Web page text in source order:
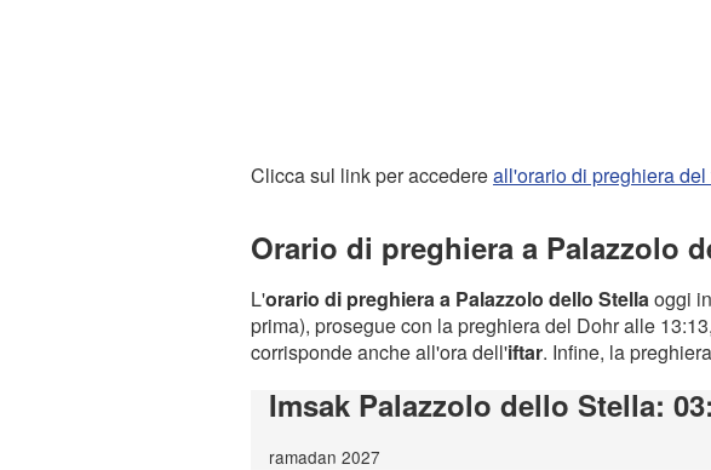
Clicca sul link per accedereall'orario di preghiera
Orario di preghiera a Palazzolo
L'orario di preghiera a Palazzolo dello Stellaoggi
prima), prosegue con la preghiera del Dohr alle
corrisponde anche all'ora dell'iftar. Infine, la
Imsak Palazzolo dello Stella:
ramadan 2027